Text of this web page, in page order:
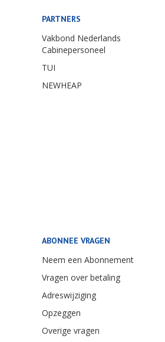
PARTNERS
Vakbond Nederlands
Cabinepersoneel
TUI
NEWHEAP
ABONNEE VRAGEN
Neem een Abonnement
Vragen over betaling
Adreswijziging
Opzeggen
Overige vragen